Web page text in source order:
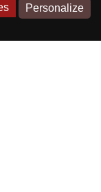
Personalize